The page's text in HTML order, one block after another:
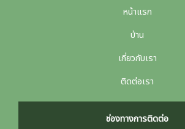
หน้าแรก
บ้าน
เกี่ยวกับเรา
ติดต่อเรา
ช่องทางการติดต่อ